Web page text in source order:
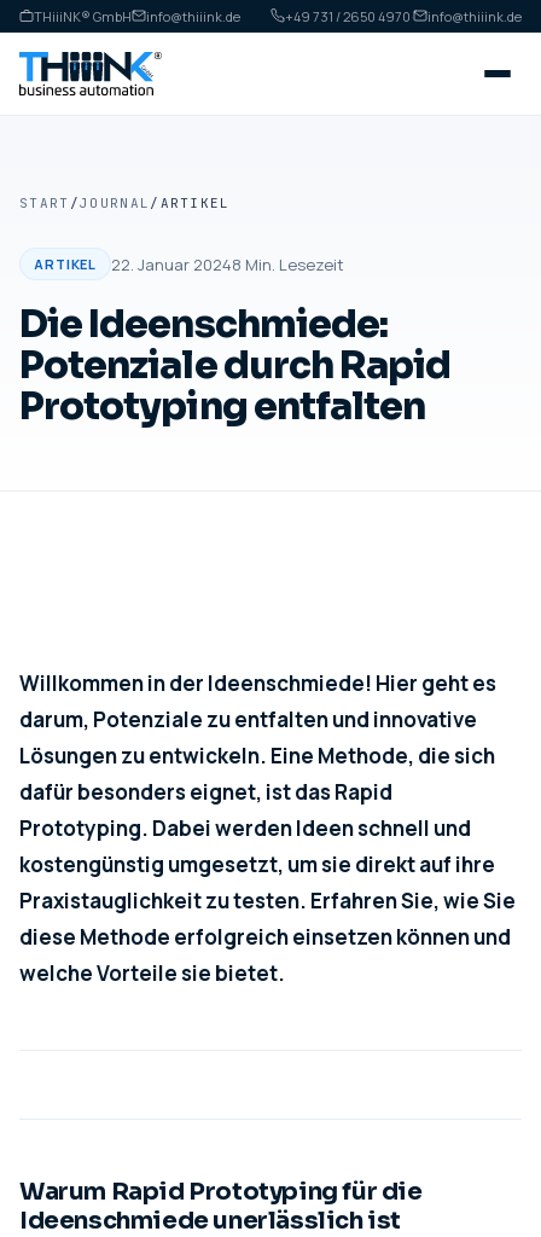
THiiiNK® GmbH info@thiiink.de +49 731 / 2650 4970· info@thiiink.de
START /JOURNAL / ARTIKEL
ARTIKEL 22. Januar 20248 Min. Lesezeit
Die Ideenschmiede:
Potenziale durch Rapid
Prototyping entfalten
Willkommen in der Ideenschmiede! Hier geht es
darum, Potenziale zu entfalten und innovative
Lösungen zu entwickeln. Eine Methode, die sich
dafür besonders eignet, ist das Rapid
Prototyping. Dabei werden Ideen schnell und
kostengünstig umgesetzt, um sie direkt auf ihre
Praxistauglichkeit zu testen. Erfahren Sie, wie Sie
diese Methode erfolgreich einsetzen können und
welche Vorteile sie bietet.
Warum Rapid Prototyping für die
Ideenschmiede unerlässlich ist